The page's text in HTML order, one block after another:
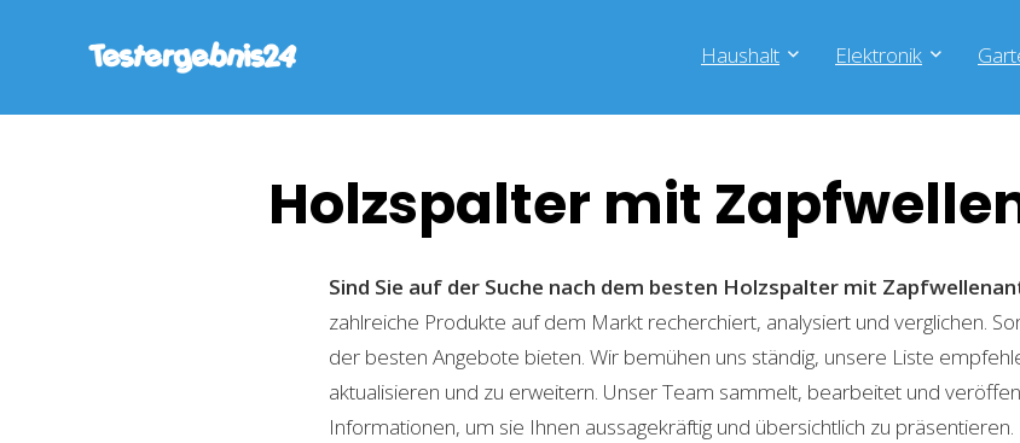
Haushalt Elektronik
Holzspalter mit
Sind Sie auf der Suche nach dem besten Holzspalter mit
zahlreiche Produkte auf dem Markt recherchiert, analysiert und verglichen.
der besten Angebote bieten. Wir bemühen uns ständig, unsere Liste
aktualisieren und zu erweitern. Unser Team sammelt, bearbeitet und
Informationen, um sie Ihnen aussagekräftig und übersichtlich zu präsentieren.